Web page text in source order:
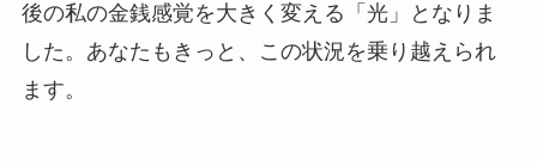
後の私の金銭感覚を大きく変える「光」となりま
した。あなたもきっと、この状況を乗り越えられ
ます。